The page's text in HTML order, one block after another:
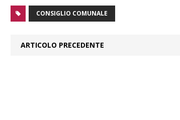
CONSIGLIO COMUNALE
ARTICOLO PRECEDENTE